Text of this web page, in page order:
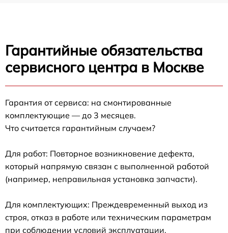
Гарантийные обязательства
сервисного центра в Москве
Гарантия от сервиса: на смонтированные
комплектующие — до 3 месяцев.
Что считается гарантийным случаем?
Для работ: Повторное возникновение дефекта,
который напрямую связан с выполненной работой
(например, неправильная установка запчасти).
Для комплектующих: Преждевременный выход из
строя, отказ в работе или техническим параметрам
при соблюдении условий эксплуатации.